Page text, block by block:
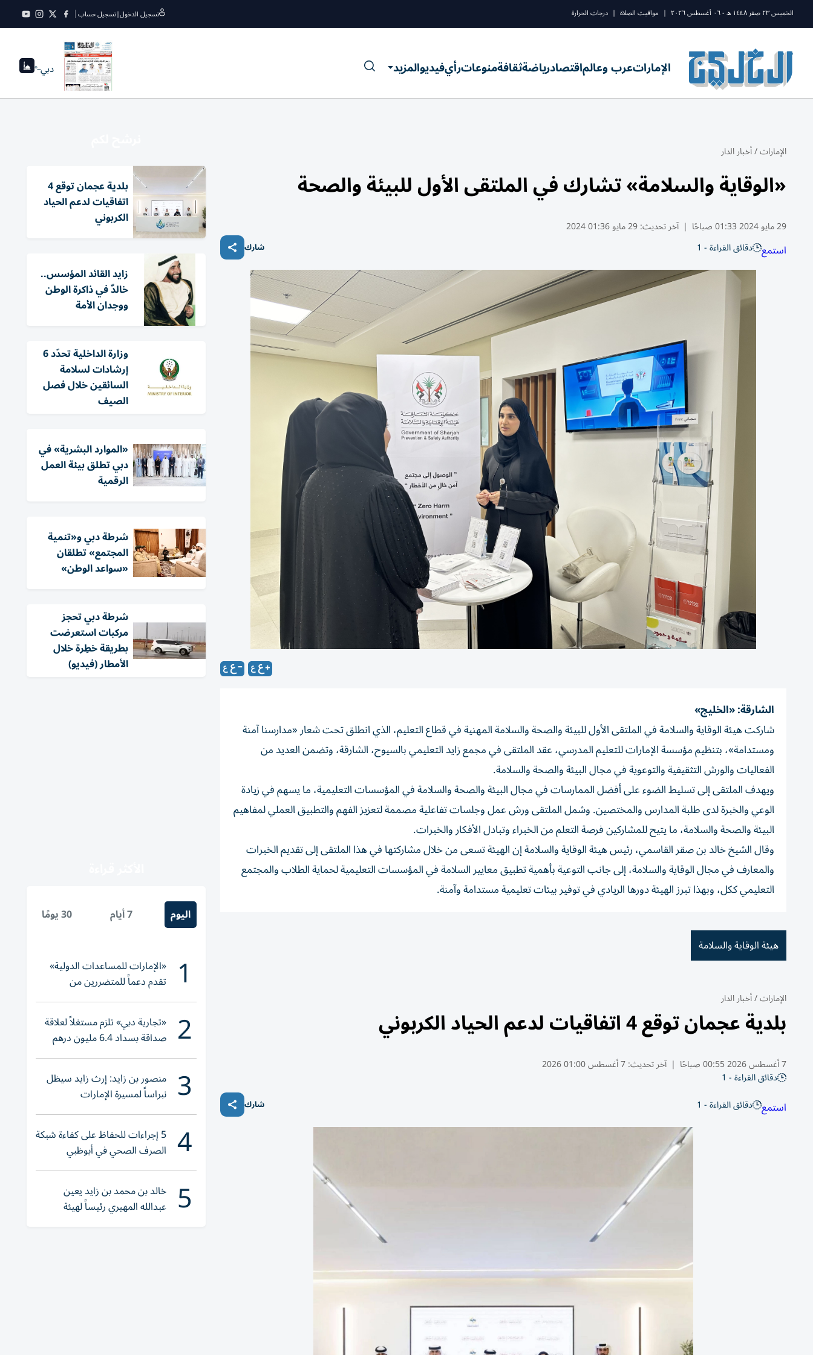
الخميس ٢٣ صفر ١٤٤٨ ه - ٠٦ أغسطس ٢٠٢٦ | مواقيت الصلاة | درجات الحرارة تسجيل الدخول|تسجيل حساب
الإماراتعرب وعالماقتصادرياضةثقافةمنوعاترأيفيديوالمزيد دبي--°
الإمارات/أخبار الدار
«الوقاية والسلامة» تشارك في الملتقى الأول للبيئة والصحة
29 مايو 2024 01:33 صباحًا | آخر تحديث:29 مايو 01:36 2024
استمع دقائق القراءة - 1 شارك
الشارقة: «الخليج»
شاركت هيئة الوقاية والسلامة في الملتقى الأول للبيئة والصحة والسلامة المهنية في قطاع التعليم، الذي انطلق تحت شعار «مدارسنا آمنة
ومستدامة»، بتنظيم مؤسسة الإمارات للتعليم المدرسي، عقد الملتقى في مجمع زايد التعليمي بالسيوح، الشارقة، وتضمن العديد من
الفعاليات والورش التثقيفية والتوعوية في مجال البيئة والصحة والسلامة.
ويهدف الملتقى إلى تسليط الضوء على أفضل الممارسات في مجال البيئة والصحة والسلامة في المؤسسات التعليمية، ما يسهم في زيادة
الوعي والخبرة لدى طلبة المدارس والمختصين. وشمل الملتقى ورش عمل وجلسات تفاعلية مصممة لتعزيز الفهم والتطبيق العملي لمفاهيم
البيئة والصحة والسلامة، ما يتيح للمشاركين فرصة التعلم من الخبراء وتبادل الأفكار والخبرات.
وقال الشيخ خالد بن صقر القاسمي، رئيس هيئة الوقاية والسلامة إن الهيئة تسعى من خلال مشاركتها في هذا الملتقى إلى تقديم الخبرات
والمعارف في مجال الوقاية والسلامة، إلى جانب التوعية بأهمية تطبيق معايير السلامة في المؤسسات التعليمية لحماية الطلاب والمجتمع
التعليمي ككل، وبهذا تبرز الهيئة دورها الريادي في توفير بيئات تعليمية مستدامة وآمنة.
هيئة الوقاية والسلامة
الإمارات/أخبار الدار
بلدية عجمان توقع 4 اتفاقيات لدعم الحياد الكربوني
7 أغسطس 2026 00:55 صباحًا | آخر تحديث:7 أغسطس 01:00 2026
دقائق القراءة - 1
استمع دقائق القراءة - 1 شارك
بلدية عجمان توقع 4
اتفاقيات لدعم الحياد
الكربوني
زايد القائد المؤسس..
خالدٌ في ذاكرة الوطن
ووجدان الأمة
وزارة الداخلية تحدّد 6
إرشادات لسلامة
السائقين خلال فصل
الصيف
«الموارد البشرية» في
دبي تطلق بيئة العمل
الرقمية
شرطة دبي و«تنمية
المجتمع» تطلقان
«سواعد الوطن»
شرطة دبي تحجز
مركبات استعرضت
بطريقة خطِرة خلال
الأمطار (فيديو)
اليوم 7 أيام 30 يومًا
1 «الإمارات للمساعدات الدولية»
تقدم دعماً للمتضررين من
الفيضانات في بنغلاديش
2 «تجارية دبي» تلزم مستغلاً لعلاقة
صداقة بسداد 6.4 مليون درهم
3 منصور بن زايد: إرث زايد سيظل
نبراساً لمسيرة الإمارات
4 5 إجراءات للحفاظ على كفاءة شبكة
الصرف الصحي في أبوظبي
5 خالد بن محمد بن زايد يعين
عبدالله المهيري رئيساً لهيئة